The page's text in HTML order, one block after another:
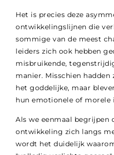
Het is precies deze
ontwikkelingslijnen die
sommige van de meest
leiders zich ook hebben
misbruikende,
manier. Misschien
het goddelijke, maar
hun emotionele of morele
Als we eenmaal begrijpen
ontwikkeling zich langs
wordt het duidelijk